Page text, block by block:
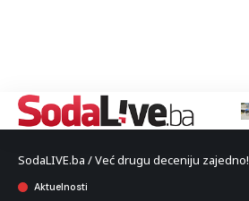
SodaLIVE.ba / Već drugu deceniju zajedno!
Aktuelnosti